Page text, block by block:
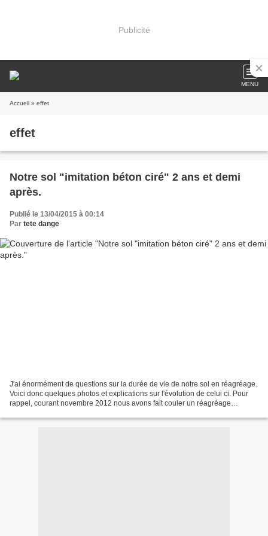
Publicité
MENU
Accueil » effet
effet
Notre sol "imitation béton ciré" 2 ans et demi
après.
Publié le 13/04/2015 à 00:14
Par tete dange
J'ai énormément de questions sur la durée de vie de notre sol en réagréage.
Voici donc quelques photos et explications sur l'évolution de celui ci. Pour
rappel, courant novembre 2012 nous avons fait couler un réagréage